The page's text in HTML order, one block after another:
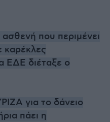
που περιμένει
καρέκλες
ΕΔΕ διέταξε ο
για το δάνειο
πάει η